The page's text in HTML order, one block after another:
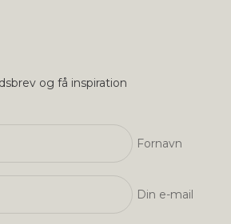
og få inspiration
Fornavn
Din e-mail